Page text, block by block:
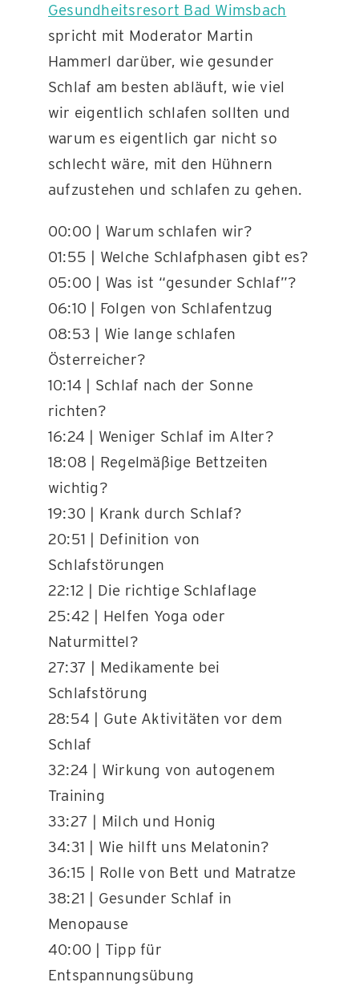
Gesundheitsresort Bad Wimsbach
spricht mit Moderator Martin
Hammerl darüber, wie gesunder
Schlaf am besten abläuft, wie viel
wir eigentlich schlafen sollten und
warum es eigentlich gar nicht so
schlecht wäre, mit den Hühnern
aufzustehen und schlafen zu gehen.
00:00 | Warum schlafen wir?
01:55 | Welche Schlafphasen gibt es?
05:00 | Was ist “gesunder Schlaf”?
06:10 | Folgen von Schlafentzug
08:53 | Wie lange schlafen
Österreicher?
10:14 | Schlaf nach der Sonne
richten?
16:24 | Weniger Schlaf im Alter?
18:08 | Regelmäßige Bettzeiten
wichtig?
19:30 | Krank durch Schlaf?
20:51 | Definition von
Schlafstörungen
22:12 | Die richtige Schlaflage
25:42 | Helfen Yoga oder
Naturmittel?
27:37 | Medikamente bei
Schlafstörung
28:54 | Gute Aktivitäten vor dem
Schlaf
32:24 | Wirkung von autogenem
Training
33:27 | Milch und Honig
34:31 | Wie hilft uns Melatonin?
36:15 | Rolle von Bett und Matratze
38:21 | Gesunder Schlaf in
Menopause
40:00 | Tipp für
Entspannungsübung